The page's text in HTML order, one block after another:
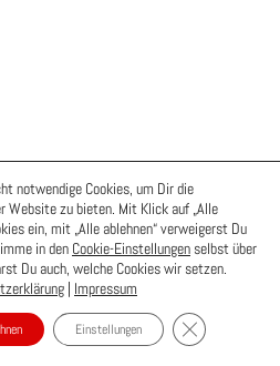
Impressum
notwendige Cookies, um Dir die
Website zu bieten. Mit Klick auf „Alle
ein, mit „Alle ablehnen“ verweigerst Du
in den Cookie-Einstellungen selbst über
Du auch, welche Cookies wir setzen.
| Impressum
Einstellungen GDPR Cookie-